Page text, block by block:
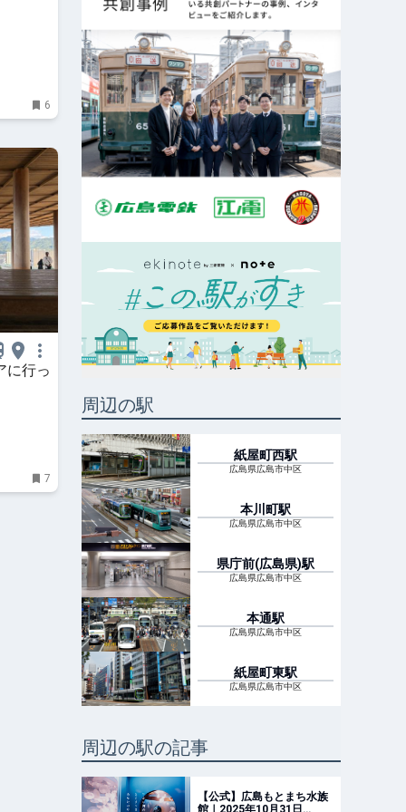
6
に行っ
7
周辺の駅
紙屋町西駅
広島県広島市中区
本川町駅
広島県広島市中区
県庁前(広島県)駅
広島県広島市中区
本通駅
広島県広島市中区
紙屋町東駅
広島県広島市中区
周辺の駅の記事
【公式】広島もとまち水族